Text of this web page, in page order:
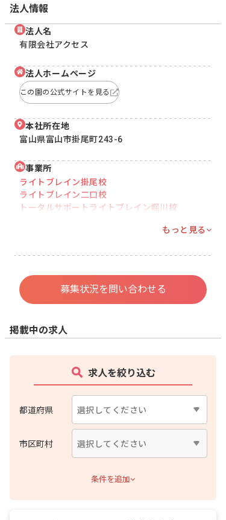
法人情報
法人名
有限会社アクセス
法人ホームページ
この園の公式サイトを見る
本社所在地
富山県富山市掛尾町243-6
事業所
ライトブレイン掛尾校
ライトブレイン二口校
トータルサポートライトブレイン堀川校
もっと見る
募集状況を問い合わせる
掲載中の求人
求人を絞り込む
都道府県
市区町村
条件を追加